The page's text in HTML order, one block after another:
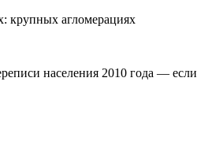
крупных агломерациях
населения 2010 года — если